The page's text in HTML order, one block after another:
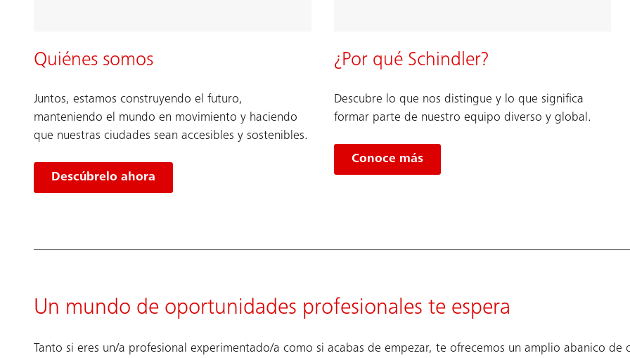
Quiénes somos
Juntos, estamos construyendo el futuro,
manteniendo el mundo en movimiento y haciendo
que nuestras ciudades sean accesibles y sostenibles.
Descúbrelo ahora
¿Por qué Schindler?
Descubre lo que nos distingue y lo que significa
formar parte de nuestro equipo diverso y global.
Conoce más
Un mundo de oportunidades profesionales te espera
Tanto si eres un/a profesional experimentado/a como si acabas de empezar, te ofrecemos un amplio abanico de